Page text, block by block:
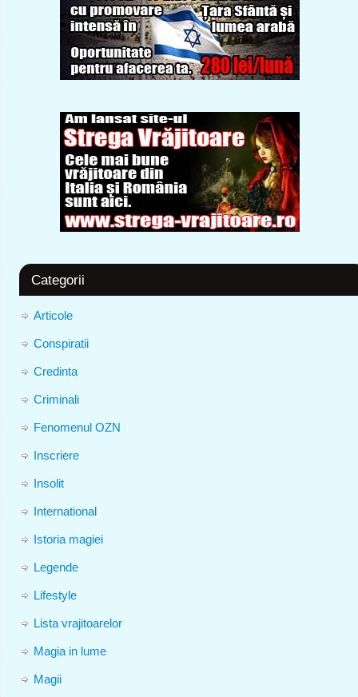
Categorii
Articole
Conspiratii
Credinta
Criminali
Fenomenul OZN
Inscriere
Insolit
International
Istoria magiei
Legende
Lifestyle
Lista vrajitoarelor
Magia in lume
Magii